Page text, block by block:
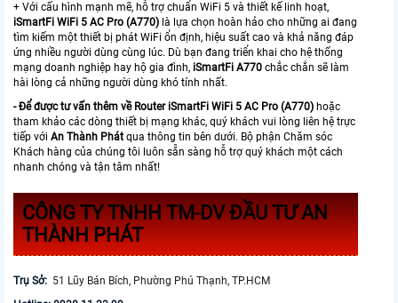
+ Với cấu hình mạnh mẽ, hỗ trợ chuẩn WiFi 5 và thiết kế linh hoạt,
iSmartFi WiFi 5 AC Pro (A770) là lựa chọn hoàn hảo cho những ai đang
tìm kiếm một thiết bị phát WiFi ổn định, hiệu suất cao và khả năng đáp
ứng nhiều người dùng cùng lúc. Dù bạn đang triển khai cho hệ thống
mạng doanh nghiệp hay hộ gia đình, iSmartFi A770 chắc chắn sẽ làm
hài lòng cả những người dùng khó tính nhất.
- Để được tư vấn thêm về Router iSmartFi WiFi 5 AC Pro (A770) hoặc
tham khảo các dòng thiết bị mạng khác, quý khách vui lòng liên hệ trực
tiếp với An Thành Phát qua thông tin bên dưới. Bộ phận Chăm sóc
Khách hàng của chúng tôi luôn sẵn sàng hỗ trợ quý khách một cách
nhanh chóng và tận tâm nhất!
CÔNG TY TNHH TM-DV ĐẦU TƯ AN
THÀNH PHÁT
Trụ Sở: 51 Lũy Bán Bích, Phường Phú Thạnh, TP.HCM